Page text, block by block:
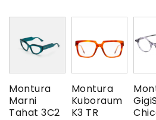
Montura
Marni
Tahat 3C2
Montura
Kuboraum
K3 TR